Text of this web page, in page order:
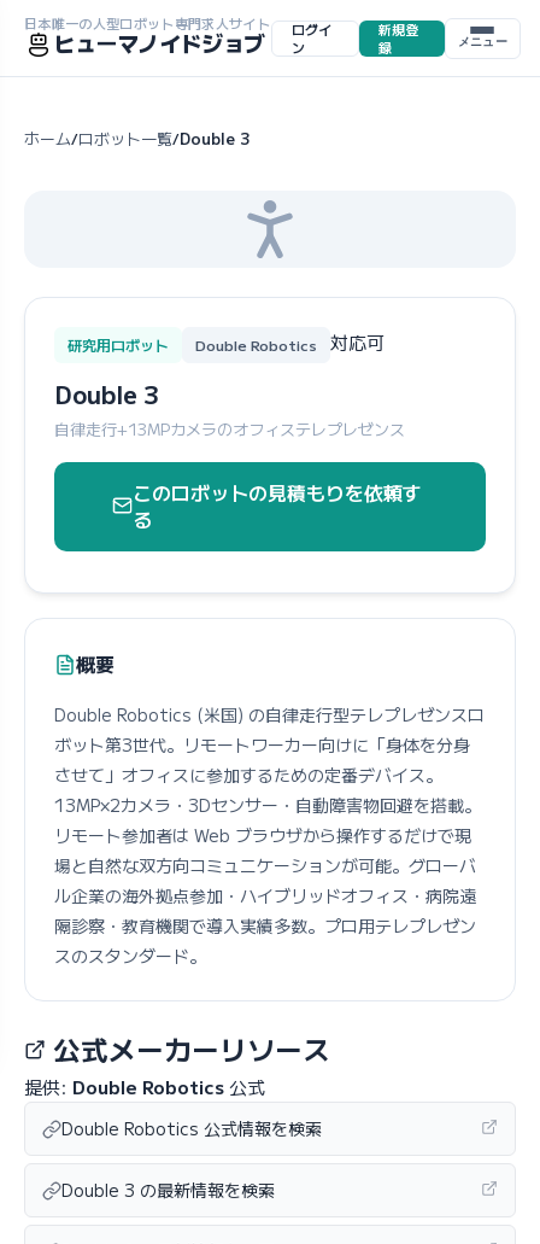
日本唯一の人型ロボット専門求人サイト
ヒューマノイドジョブ
ログイ
ン
新規登
録
メニュー
ホーム/ロボット一覧/Double 3
研究用ロボット Double Robotics 対応可
Double 3
自律走行+13MPカメラのオフィステレプレゼンス
このロボットの見積もりを依頼す
る
概要
Double Robotics (米国) の自律走行型テレプレゼンスロ
ボット第3世代。リモートワーカー向けに「身体を分身
させて」オフィスに参加するための定番デバイス。
13MP×2カメラ・3Dセンサー・自動障害物回避を搭載。
リモート参加者は Web ブラウザから操作するだけで現
場と自然な双方向コミュニケーションが可能。グローバ
ル企業の海外拠点参加・ハイブリッドオフィス・病院遠
隔診察・教育機関で導入実績多数。プロ用テレプレゼン
スのスタンダード。
公式メーカーリソース
提供: Double Robotics公式
Double Robotics 公式情報を検索
Double 3 の最新情報を検索